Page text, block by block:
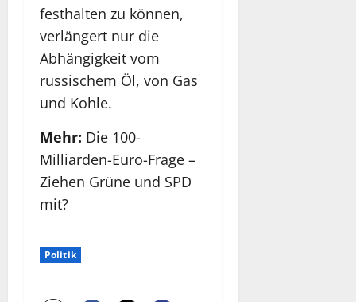
festhalten zu können,
verlängert nur die
Abhängigkeit vom
russischem Öl, von Gas
und Kohle.
Mehr: Die 100-
Milliarden-Euro-Frage –
Ziehen Grüne und SPD
mit?
Politik